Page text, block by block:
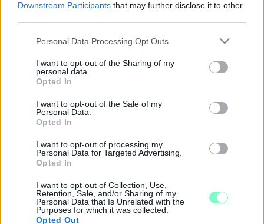
Downstream Participants that may further disclose it to other
Please note that this website/app uses one or more Google
not limited to your visit or usage behaviour. You may click to
grant or deny consent to Google and its third-party tags to
use your data for below specified purposes in below Google
consent section.
Personal Data Processing Opt Outs
I want to opt-out of the Sharing of my
personal data.
Opted In
I want to opt-out of the Sale of my
Personal Data.
Opted In
I want to opt-out of processing my
Personal Data for Targeted Advertising.
Opted In
I want to opt-out of Collection, Use,
Retention, Sale, and/or Sharing of my
Personal Data that Is Unrelated with the
Purposes for which it was collected.
Opted Out
2020. november. 13. 11:15
A helyi szervezet elnöke ismét Haba Vilmos lett.
A GYŐRI POLLREISZ BALÁZS IS BEKERÜLT AZ
2020. szeptember. 20. 11:44
Tisztújítást tartott a szocialista párt, Tóth Bertalan és
SCHMUCK ERZSÉBET LETT AZ LMP
TÁRSELNÖKE
Az LMP kongresszusa nagy többséggel társelnökévé
választotta Schmuck Erzsébet parlamenti frakcióvezető-
helyettest. Az új társelnök szombaton, a megválasztását
követő sajtótájékoztatón elmondta: 2022-re megkerülhetetlen
és kormányzóképes zöld párttá kívánják tenni a pártot.
LE FOGSZ DÖBBENNI, HA MEGTUDOD KI LETT A